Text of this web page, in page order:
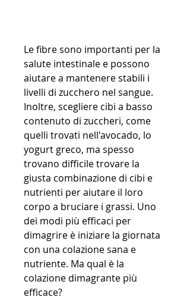
Le fibre sono importanti per la
salute intestinale e possono
aiutare a mantenere stabili i
livelli di zucchero nel sangue.
Inoltre, scegliere cibi a basso
contenuto di zuccheri, come
quelli trovati nell'avocado, lo
yogurt greco, ma spesso
trovano difficile trovare la
giusta combinazione di cibi e
nutrienti per aiutare il loro
corpo a bruciare i grassi. Uno
dei modi più efficaci per
dimagrire è iniziare la giornata
con una colazione sana e
nutriente. Ma qual è la
colazione dimagrante più
efficace?